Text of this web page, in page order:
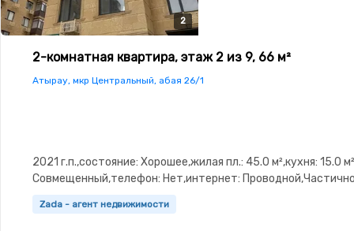
2
2
2-комнатная квартира, этаж 2 из 9, 66 м²
Атырау, мкр Центральный, абая 26/1
2021 г.п.,состояние: Хорошее,жилая пл.: 45.0 м²,кухня: 15.0
Совмещенный,телефон: Нет,интернет:
меблирована,Частично меблирована,потолки: 3.0,паркинг:
охраняемая
Zada - агент недвижимости